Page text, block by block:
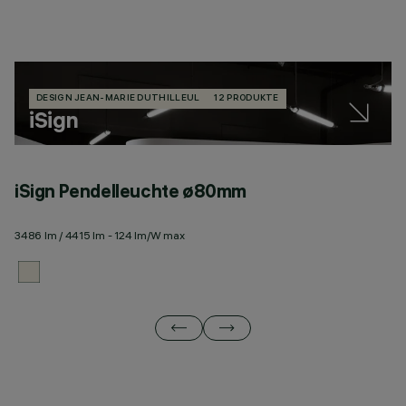
DESIGN JEAN-MARIE DUTHILLEUL 12 PRODUKTE
iSign
iSign Pendelleuchte ø80mm
3486 lm / 4415 lm - 124 lm/W max